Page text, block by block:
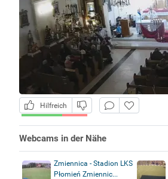
Hilfreich
Webcams in der Nähe
Zmiennica - Stadion LKS
Płomień Zmiennic...